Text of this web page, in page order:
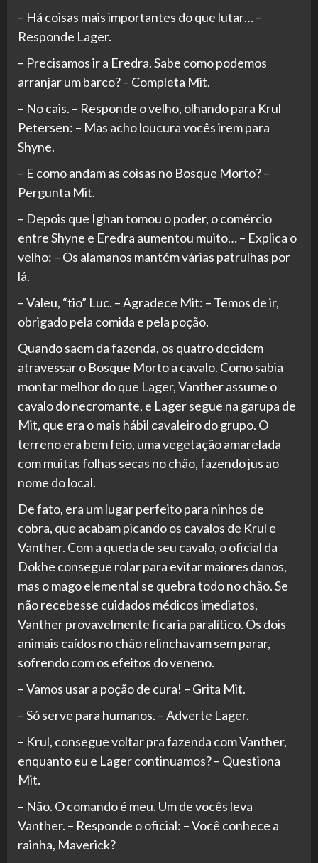
– Há coisas mais importantes do que lutar… –
Responde Lager.
– Precisamos ir a Eredra. Sabe como podemos
arranjar um barco? – Completa Mit.
– No cais. – Responde o velho, olhando para Krul
Petersen: – Mas acho loucura vocês irem para
Shyne.
– E como andam as coisas no Bosque Morto? –
Pergunta Mit.
– Depois que Ighan tomou o poder, o comércio
entre Shyne e Eredra aumentou muito… – Explica o
velho: – Os alamanos mantém várias patrulhas por
lá.
– Valeu, “tio” Luc. – Agradece Mit: – Temos de ir,
obrigado pela comida e pela poção.
Quando saem da fazenda, os quatro decidem
atravessar o Bosque Morto a cavalo. Como sabia
montar melhor do que Lager, Vanther assume o
cavalo do necromante, e Lager segue na garupa de
Mit, que era o mais hábil cavaleiro do grupo. O
terreno era bem feio, uma vegetação amarelada
com muitas folhas secas no chão, fazendo jus ao
nome do local.
De fato, era um lugar perfeito para ninhos de
cobra, que acabam picando os cavalos de Krul e
Vanther. Com a queda de seu cavalo, o oficial da
Dokhe consegue rolar para evitar maiores danos,
mas o mago elemental se quebra todo no chão. Se
não recebesse cuidados médicos imediatos,
Vanther provavelmente ficaria paralítico. Os dois
animais caídos no chão relinchavam sem parar,
sofrendo com os efeitos do veneno.
– Vamos usar a poção de cura! – Grita Mit.
– Só serve para humanos. – Adverte Lager.
– Krul, consegue voltar pra fazenda com Vanther,
enquanto eu e Lager continuamos? – Questiona
Mit.
– Não. O comando é meu. Um de vocês leva
Vanther. – Responde o oficial: – Você conhece a
rainha, Maverick?